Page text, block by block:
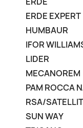
ERDE EXPERT
HUMBAUR
IFOR
LIDER
MECANOREM
PAM ROCCA
RSA/
SUN WAY